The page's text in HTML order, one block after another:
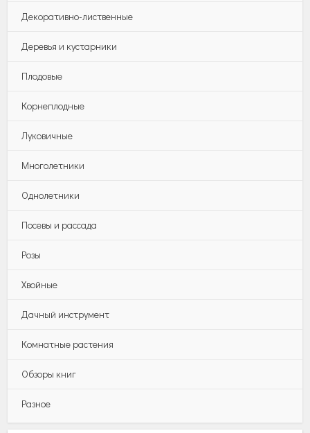
Декоративно-лиственные
Деревья и кустарники
Плодовые
Корнеплодные
Луковичные
Многолетники
Однолетники
Посевы и рассада
Розы
Хвойные
Дачный инструмент
Комнатные растения
Обзоры книг
Разное